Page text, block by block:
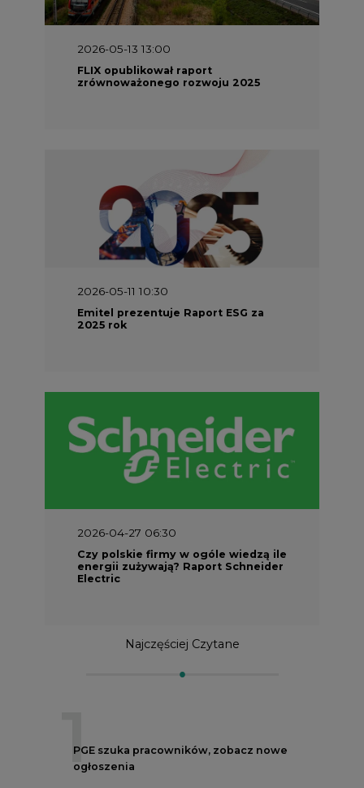
2026-05-13 13:00
FLIX opublikował raport
zrównoważonego rozwoju 2025
2026-05-11 10:30
Emitel prezentuje Raport ESG za
2025 rok
2026-04-27 06:30
Czy polskie firmy w ogóle wiedzą ile
energii zużywają? Raport Schneider
Electric
Najczęściej Czytane
1
PGE szuka pracowników, zobacz nowe
ogłoszenia